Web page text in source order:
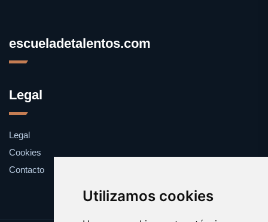
Utilizamos cookies
escueladetalentos.com
Legal
Legal
Cookies
Contacto